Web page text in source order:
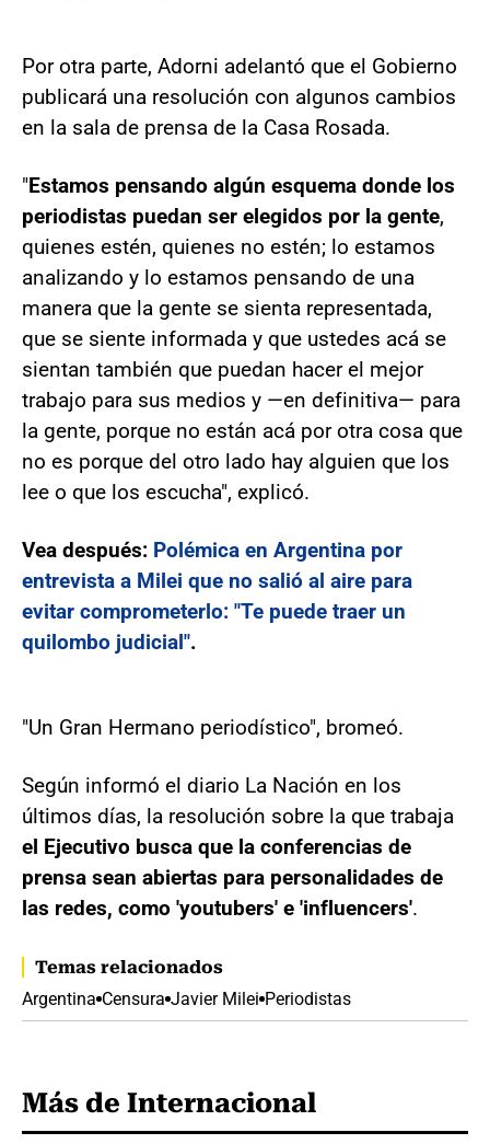
Por otra parte, Adorni adelantó que el Gobierno
publicará una resolución con algunos cambios
en la sala de prensa de la Casa Rosada.
"Estamos pensando algún esquema donde los
periodistas puedan ser elegidos por la gente,
quienes estén, quienes no estén; lo estamos
analizando y lo estamos pensando de una
manera que la gente se sienta representada,
que se siente informada y que ustedes acá se
sientan también que puedan hacer el mejor
trabajo para sus medios y —en definitiva— para
la gente, porque no están acá por otra cosa que
no es porque del otro lado hay alguien que los
lee o que los escucha", explicó.
Vea después: Polémica en Argentina por
entrevista a Milei que no salió al aire para
evitar comprometerlo: "Te puede traer un
quilombo judicial".
"Un Gran Hermano periodístico", bromeó.
Según informó el diario La Nación en los
últimos días, la resolución sobre la que trabaja
el Ejecutivo busca que la conferencias de
prensa sean abiertas para personalidades de
las redes, como 'youtubers' e 'influencers'.
Temas relacionados
Argentina Censura Javier Milei Periodistas
Más de Internacional